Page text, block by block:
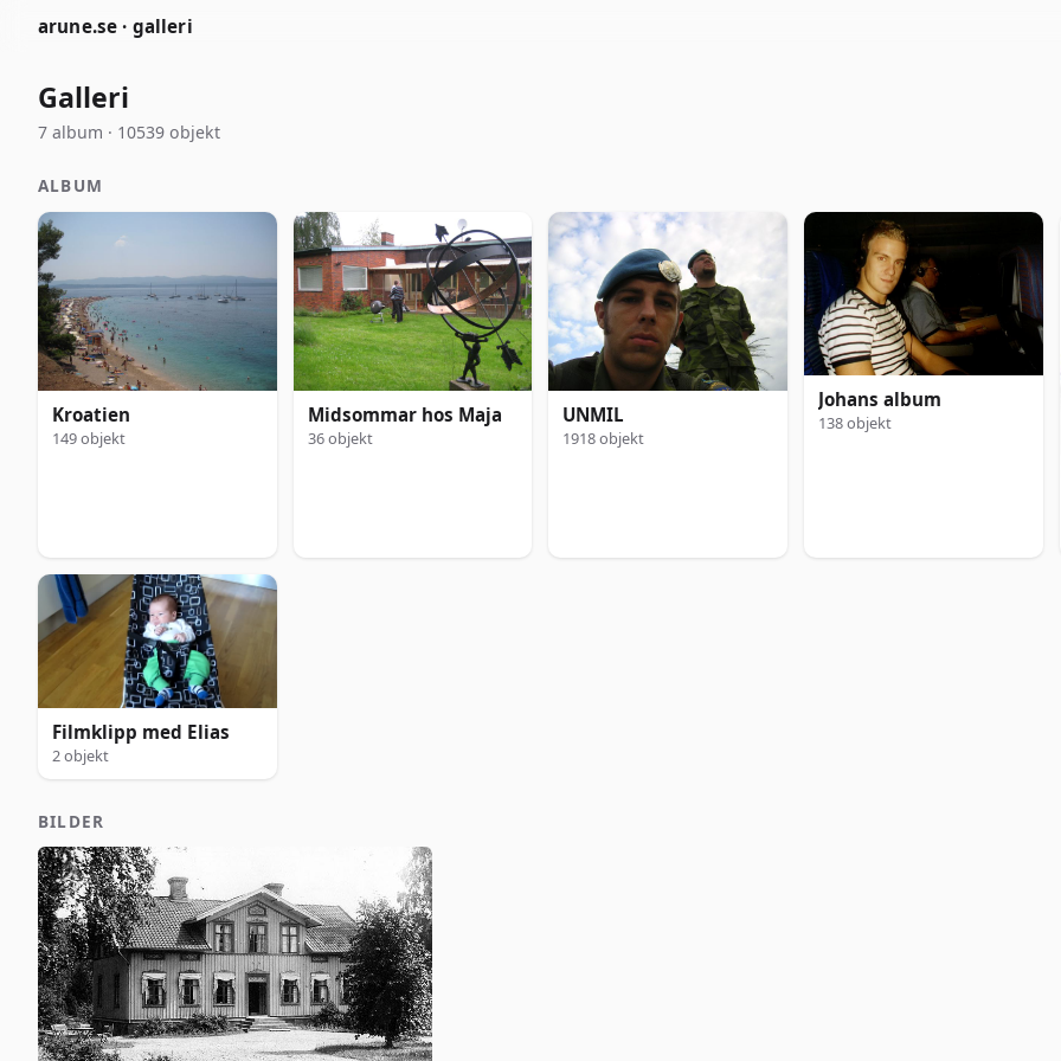
arune.se · galleri
Galleri
7 album · 10539 objekt
ALBUM
Kroatien
149 objekt
Midsommar hos Maja
36 objekt
UNMIL
1918 objekt
Johans album
138 objekt
Filmklipp med Elias
2 objekt
BILDER